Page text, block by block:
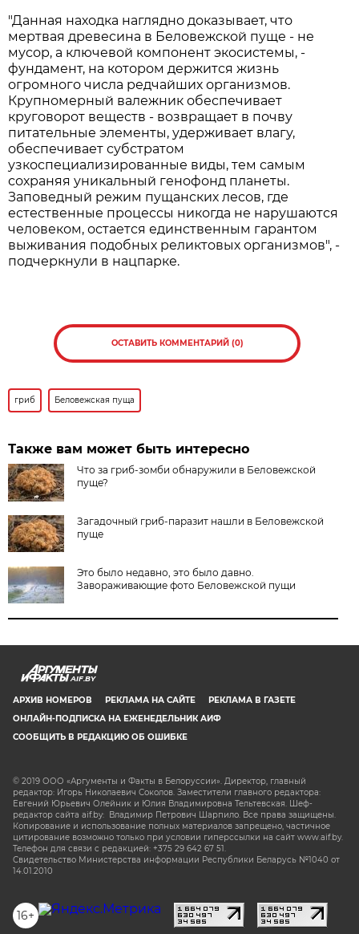
"Данная находка наглядно доказывает, что
мертвая древесина в Беловежской пуще - не
мусор, а ключевой компонент экосистемы, -
фундамент, на котором держится жизнь
огромного числа редчайших организмов.
Крупномерный валежник обеспечивает
круговорот веществ - возвращает в почву
питательные элементы, удерживает влагу,
обеспечивает субстратом
узкоспециализированные виды, тем самым
сохраняя уникальный генофонд планеты.
Заповедный режим пущанских лесов, где
естественные процессы никогда не нарушаются
человеком, остается единственным гарантом
выживания подобных реликтовых организмов", -
подчеркнули в нацпарке.
ОСТАВИТЬ КОММЕНТАРИЙ (0)
гриб Беловежская пуща
Также вам может быть интересно
Что за гриб-зомби обнаружили в Беловежской
пуще?
Загадочный гриб-паразит нашли в Беловежской
пуще
Это было недавно, это было давно.
Завораживающие фото Беловежской пущи
AIF.BY
АРХИВ НОМЕРОВ РЕКЛАМА НА САЙТЕ
РЕКЛАМА В ГАЗЕТЕ
ОНЛАЙН-ПОДПИСКА НА ЕЖЕНЕДЕЛЬНИК АИФ
СООБЩИТЬ В РЕДАКЦИЮ ОБ ОШИБКЕ
© 2019 ООО «Аргументы и Факты в Белоруссии». Директор, главный
редактор: Игорь Николаевич Соколов. Заместители главного редактора:
Евгений Юрьевич Олейник и Юлия Владимировна Тельтевская. Шеф-
редактор сайта aif.by: Владимир Петрович Шарпило. Все права защищены.
Копирование и использование полных материалов запрещено, частичное
цитирование возможно только при условии гиперссылки на сайт www.aif.by.
Телефон для связи с редакцией: +375 29 642 67 51.
Свидетельство Министерства информации Республики Беларусь №1040 от
14.01.2010
16+